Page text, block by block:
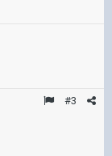
#3